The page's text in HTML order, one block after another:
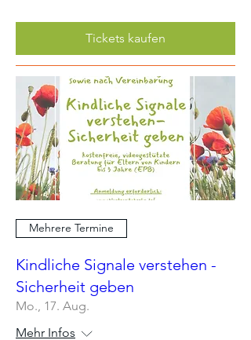
Tickets kaufen
Mehrere Termine
Kindliche Signale verstehen -
Sicherheit geben
Mo., 17. Aug.
Mehr Infos